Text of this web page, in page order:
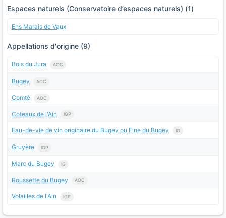
Espaces naturels (Conservatoire d’espaces naturels) (1)
Ens Marais de Vaux
Appellations d'origine (9)
Bois du Jura AOC
Bugey AOC
Comté AOC
Coteaux de l'Ain IGP
Eau-de-vie de vin originaire du Bugey ou Fine du Bugey IG
Gruyère IGP
Marc du Bugey IG
Roussette du Bugey AOC
Volailles de l'Ain IGP